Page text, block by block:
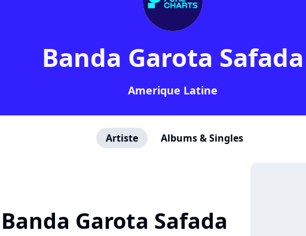
Banda Garota Safada
Amerique Latine
Artiste Albums & Singles
Garota Safada